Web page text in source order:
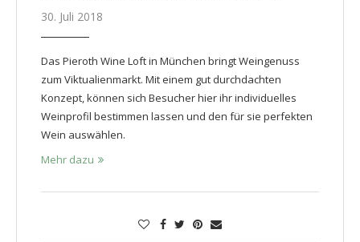
30. Juli 2018
Das Pieroth Wine Loft in München bringt Weingenuss
zum Viktualienmarkt. Mit einem gut durchdachten
Konzept, können sich Besucher hier ihr individuelles
Weinprofil bestimmen lassen und den für sie perfekten
Wein auswählen.
Mehr dazu